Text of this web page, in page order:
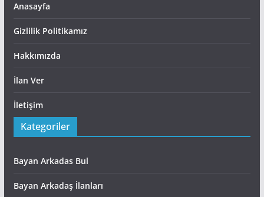
Anasayfa
Gizlilik Politikamız
Hakkımızda
İlan Ver
İletişim
Kategoriler
Bayan Arkadas Bul
Bayan Arkadaş İlanları